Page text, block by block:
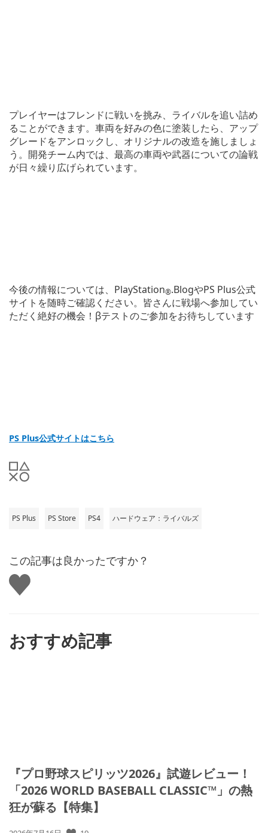
プレイヤーはフレンドに戦いを挑み、ライバルを追い詰め
ることができます。車両を好みの色に塗装したら、アップ
グレードをアンロックし、オリジナルの改造を施しましょ
う。開発チーム内では、最高の車両や武器についての論戦
が日々繰り広げられています。
今後の情報については、PlayStation®.BlogやPS Plus公式
サイトを随時ご確認ください。皆さんに戦場へ参加してい
ただく絶好の機会！βテストのご参加をお待ちしています
PS Plus公式サイトはこちら
PS Plus PS Store PS4 ハードウェア：ライバルズ
この記事は良かったですか？
い
い
おすすめ記事
『プロ野球スピリッツ2026』試遊レビュー！
「2026 WORLD BASEBALL CLASSIC™」の熱
狂が蘇る【特集】